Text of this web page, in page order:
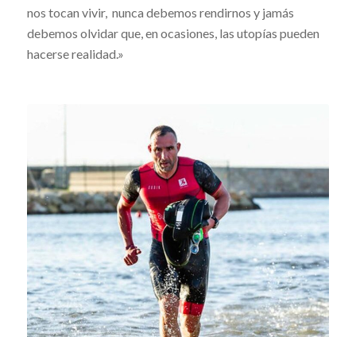
nos tocan vivir, nunca debemos rendirnos y jamás
debemos olvidar que, en ocasiones, las utopías pueden
hacerse realidad.»